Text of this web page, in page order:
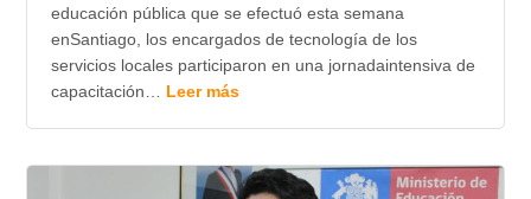
educación pública que se efectuó esta semana
enSantiago, los encargados de tecnología de los
servicios locales participaron en una jornadaintensiva de
capacitación… Leer más